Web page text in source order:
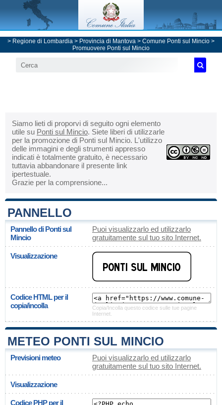
> Regione di Lombardia > Provincia di Mantova > Comune Ponti sul Mincio >
Promuovere Ponti sul Mincio
Siamo lieti di proporvi di seguito ogni elemento
utile su Ponti sul Mincio. Siete liberi di utilizzarle
per la promozione di Ponti sul Mincio. L'utilizzo
delle immagini e degli strumenti appresso
indicati è totalmente gratuito, è necessario
tuttavia abbandonare il presente link
ipertestuale.
Grazie per la comprensione...
PANNELLO
Pannello di Ponti sul
Mincio
Puoi visualizzarlo ed utilizzarlo
gratuitamente sul tuo sito Internet.
Visualizzazione
Codice HTML per il
copia/incolla
Copia/Incolla questo codice sulle tue pagine
Internet.
METEO PONTI SUL MINCIO
Previsioni meteo
Puoi visualizzarlo ed utilizzarlo
gratuitamente sul tuo sito Internet.
Visualizzazione
Codice PHP per il